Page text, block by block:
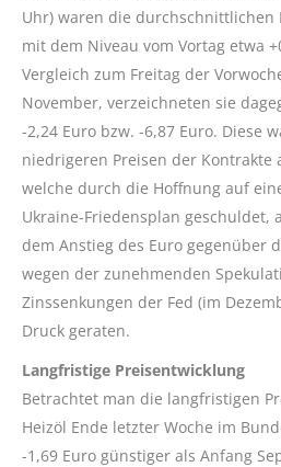
Uhr) waren die durchschnittlichen
mit dem Niveau vom Vortag etwa
Vergleich zum Freitag der
November, verzeichneten sie
-2,24 Euro bzw. -6,87 Euro. Diese
niedrigeren Preisen der Kontrakte
welche durch die Hoffnung auf
Ukraine-Friedensplan geschuldet,
dem Anstieg des Euro gegenüber
wegen der zunehmenden
Zinssenkungen der Fed (im
Druck geraten.
Langfristige Preisentwicklung
Betrachtet man die langfristigen
Heizöl Ende letzter Woche im
-1,69 Euro günstiger als Anfang